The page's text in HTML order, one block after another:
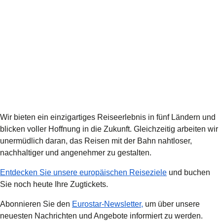
Wir bieten ein einzigartiges Reiseerlebnis in fünf Ländern und
blicken voller Hoffnung in die Zukunft. Gleichzeitig arbeiten wir
unermüdlich daran, das Reisen mit der Bahn nahtloser,
nachhaltiger und angenehmer zu gestalten.
Entdecken Sie unsere europäischen Reiseziele und buchen
Sie noch heute Ihre Zugtickets.
Abonnieren Sie den Eurostar-Newsletter, um über unsere
neuesten Nachrichten und Angebote informiert zu werden.